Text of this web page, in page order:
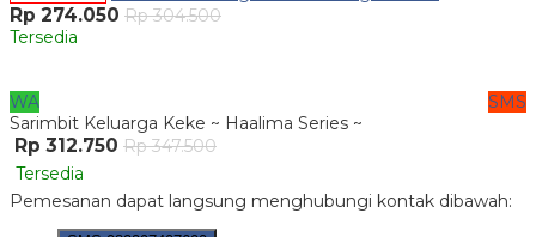
Rp 274.050 Rp 304.500
Tersedia
WA
SMS
Sarimbit Keluarga Keke ~ Haalima Series ~
Rp 312.750 Rp 347.500
Tersedia
Pemesanan dapat langsung menghubungi kontak dibawah: